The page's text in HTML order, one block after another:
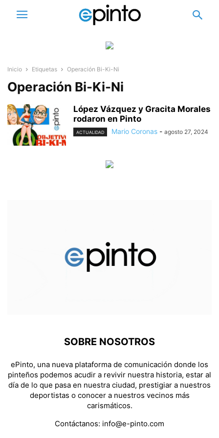
Inicio Etiquetas Operación Bi-Ki-Ni
Operación Bi-Ki-Ni
López Vázquez y Gracita Morales
rodaron en Pinto
ACTUALIDAD Mario Coronas - agosto 27, 2024
SOBRE NOSOTROS
ePinto, una nueva plataforma de comunicación donde los
pinteños podemos acudir a revivir nuestra historia, estar al
día de lo que pasa en nuestra ciudad, prestigiar a nuestros
deportistas o conocer a nuestros vecinos más
carismáticos.
Contáctanos: info@e-pinto.com